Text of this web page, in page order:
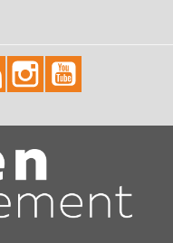
social"
id="linkedin-social"
id="instagram-